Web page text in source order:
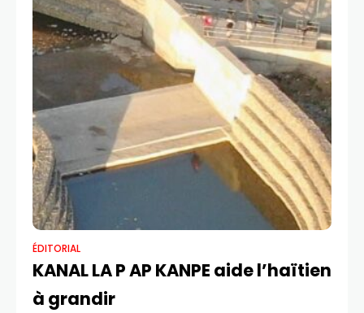
ÉDITORIAL
KANAL LA P AP KANPE aide l’haïtien
à grandir